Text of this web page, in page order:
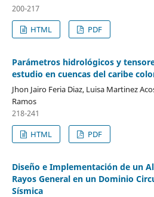
200-217
HTML
PDF
Parámetros hidrológicos y
estudio en cuencas del caribe
Jhon Jairo Feria Diaz, Luisa Martinez
Ramos
218-241
HTML
PDF
Diseño e Implementación de un
Rayos General en un Dominio
Sísmica